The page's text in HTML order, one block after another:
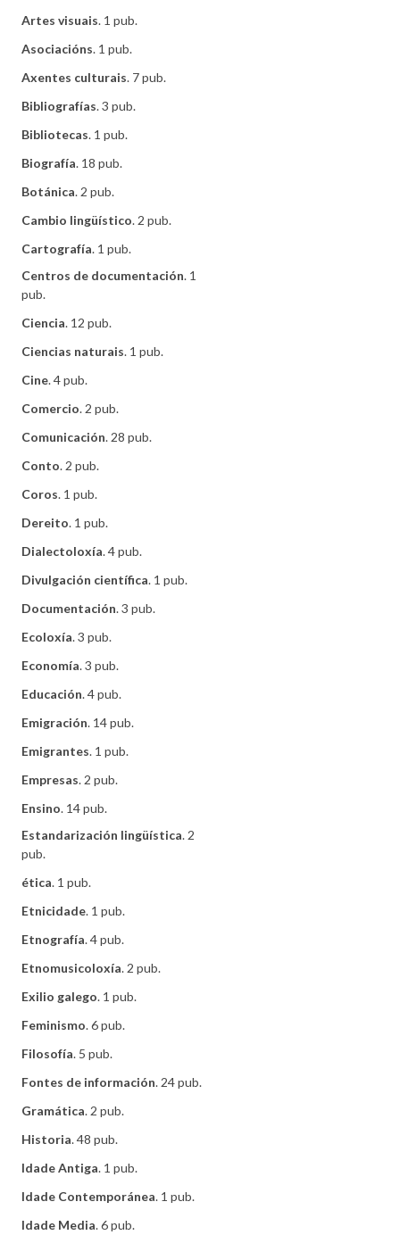
Artes visuais. 1 pub.
Asociacións. 1 pub.
Axentes culturais. 7 pub.
Bibliografías. 3 pub.
Bibliotecas. 1 pub.
Biografía. 18 pub.
Botánica. 2 pub.
Cambio lingüístico. 2 pub.
Cartografía. 1 pub.
Centros de documentación. 1
pub.
Ciencia. 12 pub.
Ciencias naturais. 1 pub.
Cine. 4 pub.
Comercio. 2 pub.
Comunicación. 28 pub.
Conto. 2 pub.
Coros. 1 pub.
Dereito. 1 pub.
Dialectoloxía. 4 pub.
Divulgación científica. 1 pub.
Documentación. 3 pub.
Ecoloxía. 3 pub.
Economía. 3 pub.
Educación. 4 pub.
Emigración. 14 pub.
Emigrantes. 1 pub.
Empresas. 2 pub.
Ensino. 14 pub.
Estandarización lingüística. 2
pub.
ética. 1 pub.
Etnicidade. 1 pub.
Etnografía. 4 pub.
Etnomusicoloxía. 2 pub.
Exilio galego. 1 pub.
Feminismo. 6 pub.
Filosofía. 5 pub.
Fontes de información. 24 pub.
Gramática. 2 pub.
Historia. 48 pub.
Idade Antiga. 1 pub.
Idade Contemporánea. 1 pub.
Idade Media. 6 pub.